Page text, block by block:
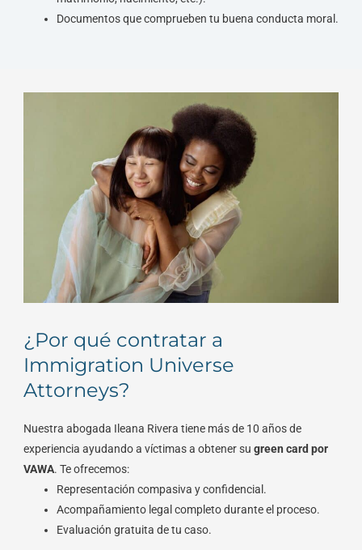
Documentos que comprueben tu buena conducta moral.
¿Por qué contratar a
Immigration Universe
Attorneys?
Nuestra abogada Ileana Rivera tiene más de 10 años de
experiencia ayudando a víctimas a obtener su green card por
VAWA. Te ofrecemos:
Representación compasiva y confidencial.
Acompañamiento legal completo durante el proceso.
Evaluación gratuita de tu caso.